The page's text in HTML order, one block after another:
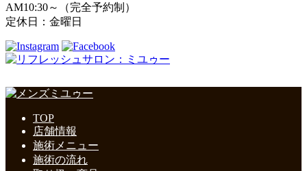
AM10:30～（完全予約制）
定休日：金曜日
TOP
店舗情報
施術メニュー
施術の流れ